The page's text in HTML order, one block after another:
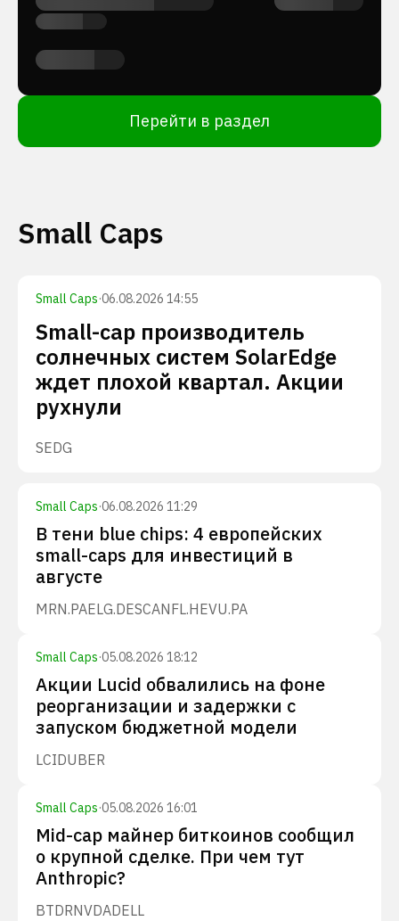
Перейти в раздел
Small Caps
Small Caps·06.08.2026 14:55
Small-cap производитель
солнечных систем SolarEdge
ждет плохой квартал. Акции
рухнули
SEDG
Small Caps·06.08.2026 11:29
В тени blue chips: 4 европейских
small-caps для инвестиций в
августе
MRN.PAELG.DESCANFL.HEVU.PA
Small Caps·05.08.2026 18:12
Акции Lucid обвалились на фоне
реорганизации и задержки с
запуском бюджетной модели
LCIDUBER
Small Caps·05.08.2026 16:01
Mid-cap майнер биткоинов сообщил
о крупной сделке. При чем тут
Anthropic?
BTDRNVDADELL